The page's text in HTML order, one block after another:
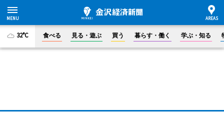
32°C 食べる 見る・遊ぶ 買う 暮らす・働く 学ぶ・知る